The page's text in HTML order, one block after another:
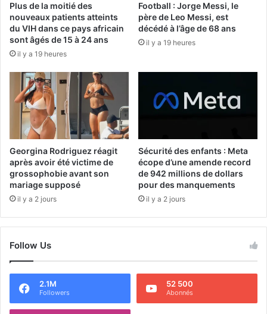
Plus de la moitié des
nouveaux patients atteints
du VIH dans ce pays africain
sont âgés de 15 à 24 ans
il y a 19 heures
Football : Jorge Messi, le
père de Leo Messi, est
décédé à l’âge de 68 ans
il y a 19 heures
Georgina Rodriguez réagit
après avoir été victime de
grossophobie avant son
mariage supposé
il y a 2 jours
Sécurité des enfants : Meta
écope d’une amende record
de 942 millions de dollars
pour des manquements
il y a 2 jours
Follow Us
2.1M
Followers
52 500
Abonnés